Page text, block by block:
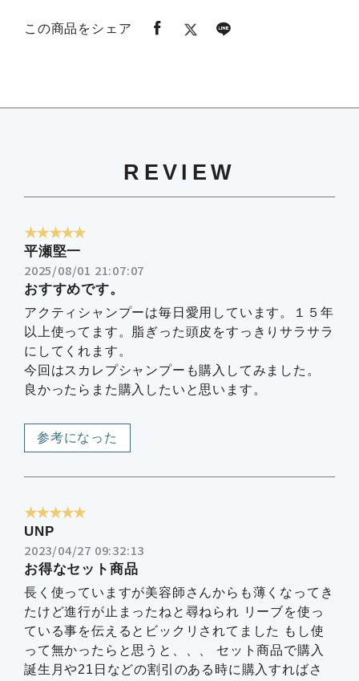
この商品をシェア
REVIEW
★★★★★
平瀬堅一
2025/08/01 21:07:07
おすすめです。
アクティシャンプーは毎日愛用しています。１５年
以上使ってます。脂ぎった頭皮をすっきりサラサラ
にしてくれます。
今回はスカレプシャンプーも購入してみました。
良かったらまた購入したいと思います。
参考になった
★★★★★
UNP
2023/04/27 09:32:13
お得なセット商品
長く使っていますが美容師さんからも薄くなってき
たけど進行が止まったねと尋ねられ リーブを使っ
ている事を伝えるとビックリされてました もし使
って無かったらと思うと、、、 セット商品で購入
誕生月や21日などの割引のある時に購入すればさ